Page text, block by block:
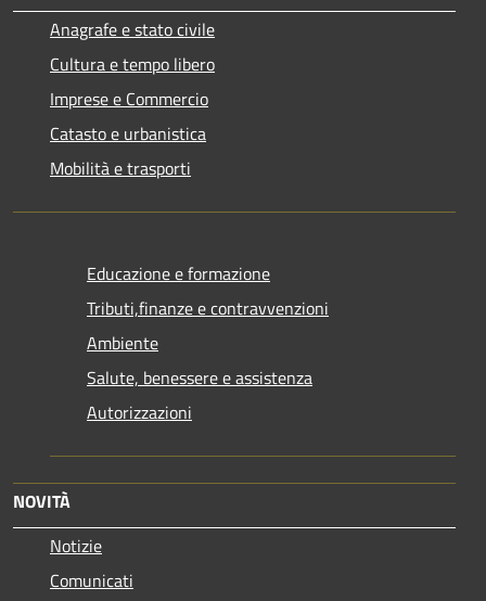
Anagrafe e stato civile
Cultura e tempo libero
Imprese e Commercio
Catasto e urbanistica
Mobilità e trasporti
Educazione e formazione
Tributi,finanze e contravvenzioni
Ambiente
Salute, benessere e assistenza
Autorizzazioni
NOVITÀ
Notizie
Comunicati